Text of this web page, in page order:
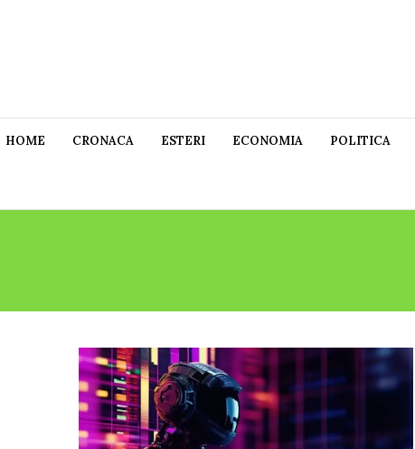
HOME CRONACA ESTERI ECONOMIA POLITICA